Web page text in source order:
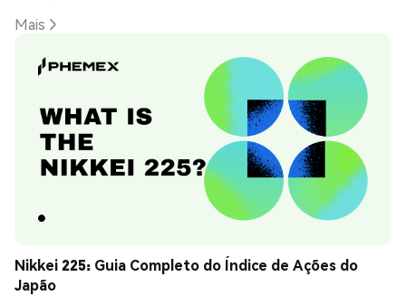
Mais
Nikkei 225: Guia Completo do Índice de Ações do
Japão